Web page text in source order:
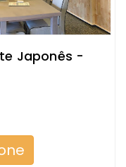
Japonês -